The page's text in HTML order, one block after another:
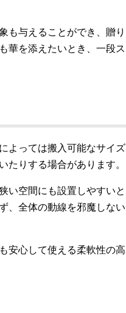
も与えることができ、贈り
華を添えたいとき、一段ス
よっては搬入可能なサイズ
たりする場合があります。
い空間にも設置しやすいと
、全体の動線を邪魔しない
安心して使える柔軟性の高